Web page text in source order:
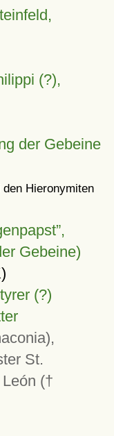
(?),
der Gebeine
Hieronymiten
,
Gebeine)
(?)
St.
(†